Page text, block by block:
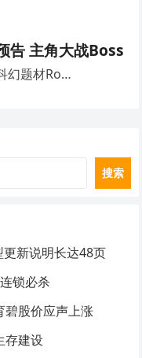
告 主角大战Boss
幻题材Ro…
搜索
新说明长达48页
锁必杀
碧股价应声上涨
存建设